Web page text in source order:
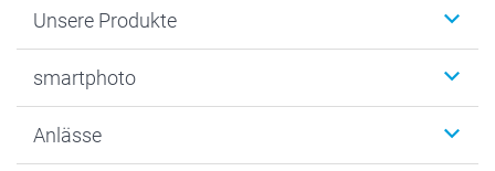
Unsere Produkte
Fotogeschenke
MyNameBook
smartphoto
Warum smartphoto
Anlässe